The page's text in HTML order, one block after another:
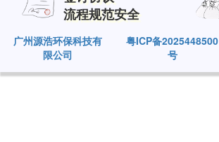
流程规范安全
广州源浩环保科技有
限公司
粤ICP备2025448500
号